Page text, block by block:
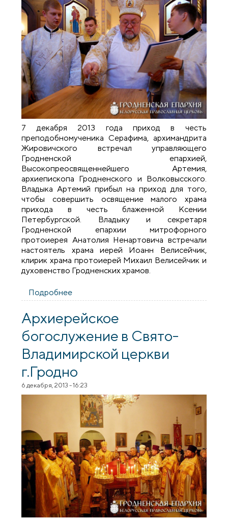
7 декабря 2013 года приход в честь
преподобномученика Серафима, архимандрита
Жировичского встречал управляющего
Гродненской епархией,
Высокопреосвященнейшего Артемия,
архиепископа Гродненского и Волковысского.
Владыка Артемий прибыл на приход для того,
чтобы совершить освящение малого храма
прихода в честь блаженной Ксении
Петербургской. Владыку и секретаря
Гродненской епархии митрофорного
протоиерея Анатолия Ненартовича встречали
настоятель храма иерей Иоанн Велисейчик,
клирик храма протоиерей Михаил Велисейчик и
духовенство Гродненских храмов.
Подробнее
Ксении Петербургской микрорайона
Южный г.Гродно
Архиерейское
богослужение в Свято-
Владимирской церкви
г.Гродно
6 декабря, 2013 - 16:23